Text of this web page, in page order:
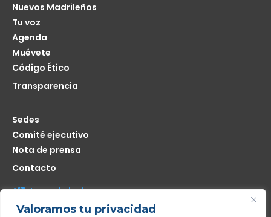
Valoramos tu privacidad
Nuevos Madrileños
Tu voz
Agenda
Muévete
Código Ético
Transparencia
Sedes
Comité ejecutivo
Nota de prensa
Contacto
Afíliate seas de donde seas
Me interesa